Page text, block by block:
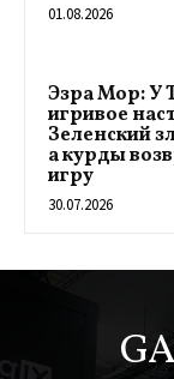
01.08.2026
Эзра Мор: У
игривое
Зеленский
а курды
игру
30.07.2026